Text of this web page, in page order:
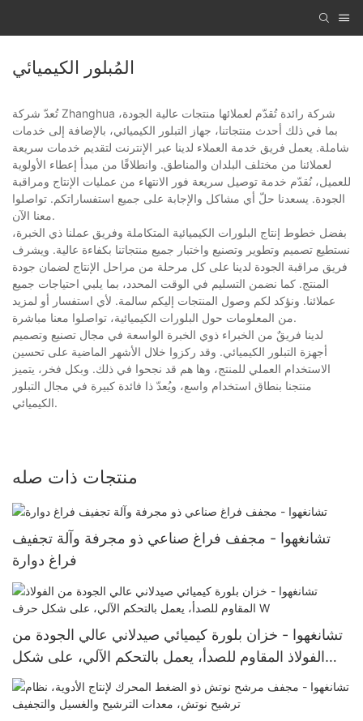
المُبلور الكيميائي
تُعدّ شركة Zhanghua شركة رائدة تُقدّم لعملائها منتجات عالية الجودة،
بما في ذلك أحدث منتجاتنا، جهاز التبلور الكيميائي، بالإضافة إلى خدمات
شاملة. يعمل فريق خدمة العملاء لدينا عبر الإنترنت لتقديم خدمات سريعة
لعملائنا من مختلف البلدان والمناطق. وانطلاقًا من مبدأ إعطاء الأولوية
للعميل، نُقدّم خدمة توصيل سريعة فور الانتهاء من عمليات الإنتاج ومراقبة
الجودة. يسعدنا حلّ أي مشاكل والإجابة على جميع استفساراتكم. تواصلوا
معنا الآن.
بفضل خطوط إنتاج البلورات الكيميائية المتكاملة وفريق عملنا ذي الخبرة،
نستطيع تصميم وتطوير وتصنيع واختبار جميع منتجاتنا بكفاءة عالية. ويشرف
فريق مراقبة الجودة لدينا على كل مرحلة من مراحل الإنتاج لضمان جودة
المنتج. كما نضمن التسليم في الوقت المحدد، بما يلبي احتياجات جميع
عملائنا. ونؤكد لكم وصول المنتجات إليكم سالمة. لأي استفسار أو لمزيد
من المعلومات حول البلورات الكيميائية، تواصلوا معنا مباشرة.
لدينا فريقٌ من الخبراء ذوي الخبرة الواسعة في مجال تصنيع وتصميم
أجهزة التبلور الكيميائي. وقد ركزوا خلال الأشهر الماضية على تحسين
الاستخدام العملي للمنتج، وها هم قد نجحوا في ذلك. وبكل فخر، يتميز
منتجنا بنطاق استخدام واسع، ويُعدّ ذا فائدة كبيرة في مجال التبلور
الكيميائي.
منتجات ذات صله
تشانغهوا - مجفف فراغ صناعي ذو مجرفة وآلة تجفيف
فراغ دوارة
تشانغهوا - خزان بلورة كيميائي صيدلاني عالي الجودة من
الفولاذ المقاوم للصدأ، يعمل بالتحكم الآلي، على شكل